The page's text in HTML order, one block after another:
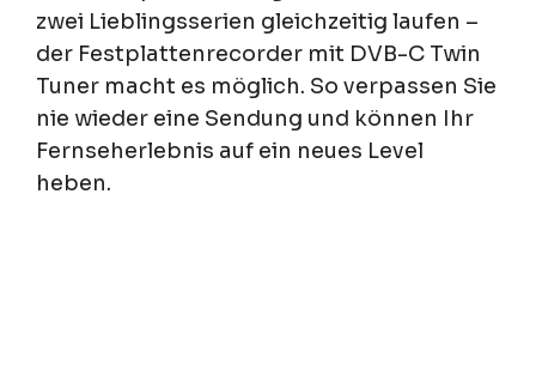
zwei Lieblingsserien gleichzeitig laufen –
der Festplattenrecorder mit DVB-C Twin
Tuner macht es möglich. So verpassen Sie
nie wieder eine Sendung und können Ihr
Fernseherlebnis auf ein neues Level
heben.